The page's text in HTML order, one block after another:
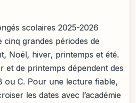
scolaires 2025-2026
cinq grandes périodes de
Noël, hiver, printemps et été.
et de printemps dépendent des
ou C. Pour une lecture fiable,
les dates avec l’académie